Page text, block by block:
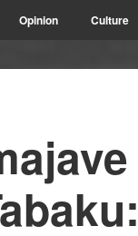
Opinion Culture